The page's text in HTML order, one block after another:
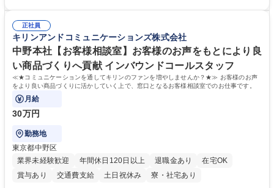
募集職種 【大阪・京都・滋賀】営業事務 ※未経験可
えて、お客様や社員の状況に合わせ、能動的なサポート、改善の動きも期
待され。組織を支えるスペシャリストとして、チームに貢献し、結果的に
社員から頼られる存在になることができます。平均19:30の退勤以降の業
務の持ち帰りも禁止されており、メリハリのある働き方となります。 学
歴・資格 学歴：大学院 大学 高専 短大 語学力： 資格：
正社員
キリンアンドコミュニケーションズ株式会社
中野本社【お客様相談室】お客様のお声をもとにより良
い商品づくりへ貢献 インバウンドコールスタッフ
≪★コミュニケーションを通してキリンのファンを増やしませんか？★≫ お客様のお声
をより良い商品づくりに活かしていく上で、窓口となるお客様相談室でのお仕事です。
月給
30万円
勤務地
東京都中野区
業界未経験歓迎
年間休日120日以上 退職金あり
在宅OK
賞与あり
交通費支給 土日祝休み 寮・社宅あり